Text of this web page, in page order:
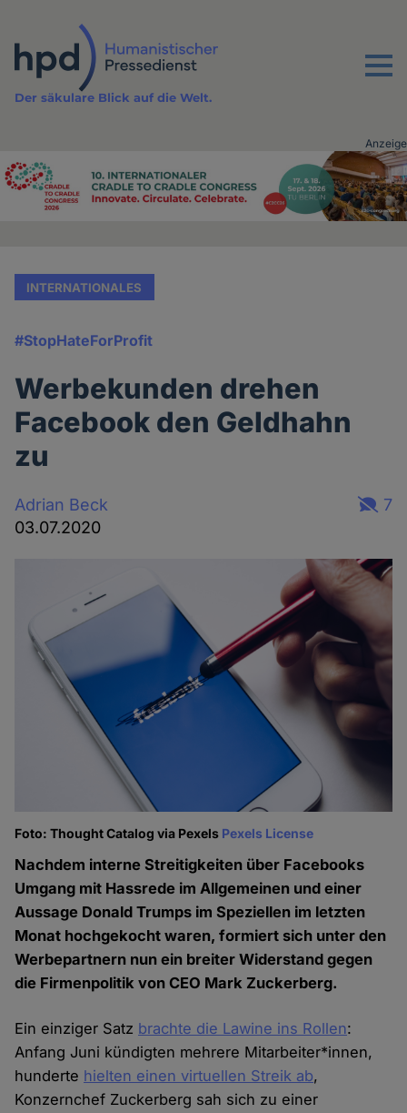
Inhalt
Menu
Der säkulare Blick auf die Welt.
Advertising
Anzeige
INTERNATIONALES
#StopHateForProfit
Werbekunden drehen
Facebook den Geldhahn
zu
Adrian Beck
03.07.2020
7
Foto: Thought Catalog via Pexels Pexels License
Nachdem interne Streitigkeiten über Facebooks
Umgang mit Hassrede im Allgemeinen und einer
Aussage Donald Trumps im Speziellen im letzten
Monat hochgekocht waren, formiert sich unter den
Werbepartnern nun ein breiter Widerstand gegen
die Firmenpolitik von CEO Mark Zuckerberg.
Ein einziger Satz brachte die Lawine ins Rollen:
Anfang Juni kündigten mehrere Mitarbeiter*innen,
hunderte hielten einen virtuellen Streik ab,
Konzernchef Zuckerberg sah sich zu einer